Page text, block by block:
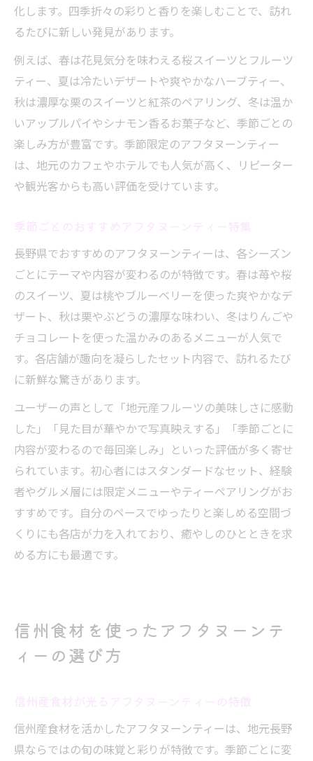
化します。四季折々の彩りと香りを楽しむことで、訪れ
るたびに新しい発見があります。
例えば、春は花見気分を味わえる桜スイーツとフルーツ
ティー、夏は冷たいデザートや爽やかなハーブティー、
秋は濃厚な栗のスイーツと紅茶のペアリング、冬は温か
いアップルパイやシナモン香るお菓子など、季節ごとの
楽しみ方が豊富です。季節限定のアフタヌーンティー
は、地元のカフェやホテルでも人気が高く、リピーター
や観光客からも高い評価を受けています。
長野県でおすすめのアフタヌーンティーは、各シーズン
ごとにテーマや内容が変わるのが特徴です。春は苺や桜
のスイーツ、夏は桃やブルーベリーを使った爽やかなデ
ザート、秋は栗やぶどうの濃厚な味わい、冬はりんごや
チョコレートを使った温かみのあるメニューが人気で
す。各店舗が趣向を凝らしたセット内容で、訪れるたび
に新鮮な驚きがあります。
ユーザーの声として「地元産フルーツの美味しさに感動
した」「見た目が華やかで写真映えする」「季節ごとに
内容が変わるので毎回楽しみ」といった評価が多く寄せ
られています。初心者にはスタンダードなセット、経験
者やグルメ層には限定メニューやティーペアリングがお
すすめです。自分のペースでゆったりと楽しめる空間づ
くりにも各店が力を入れており、癒やしのひとときを求
める方にも最適です。
信州食材を使ったアフタヌーンテ
ィーの選び方
信州産食材を活かしたアフタヌーンティーは、地元長野
県ならではの旬の味覚と彩りが特徴です。季節ごとに変